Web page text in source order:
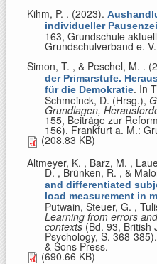
Kihm, P. . (2023).
individueller
163, Grundschule
Grundschulverband e. V.
Simon, T. , & Peschel, M. .
der Primarstufe.
für die Demokratie. In
Schmeinck, D. (Hrsg.),
Grundlagen,
155, Beiträge zur
156). Frankfurt a. M.:
(208.83 KB)
Altmeyer, K. , Barz, M. ,
D. , Brünken, R. , &
and differentiated
load measurement in
Putwain, Steuer, G. ,
Learning from errors
contexts(Bd. 93, British
Psychology, S. 368-
& Sons Press.
(690.66 KB)